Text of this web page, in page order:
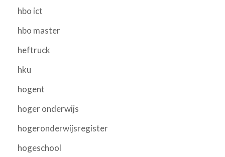
hbo ict
hbo master
heftruck
hku
hogent
hoger onderwijs
hogeronderwijsregister
hogeschool